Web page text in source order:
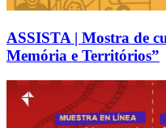
ASSISTA | Mostra de
Memória e Territórios”